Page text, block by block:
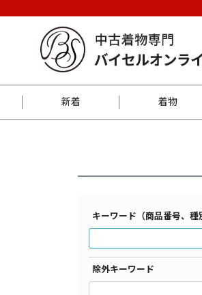
新着 着物
江戸小紋
キーワード（商品番号、種
除外キーワード